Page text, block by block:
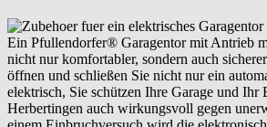
Ein Pfullendorfer® Garagentor mit Antrieb
nicht nur komfortabler, sondern auch
öffnen und schließen Sie nicht nur ein
elektrisch, Sie schützen Ihre Garage und Ihr
Herbertingen auch wirkungsvoll gegen